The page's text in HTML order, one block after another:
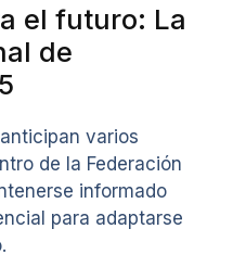
el futuro: La
de
varios
de la Federación
informado
para adaptarse